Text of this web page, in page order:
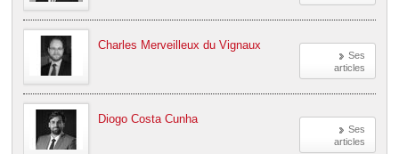
Ses
articles
Charles Merveilleux du Vignaux
Ses
articles
Diogo Costa Cunha